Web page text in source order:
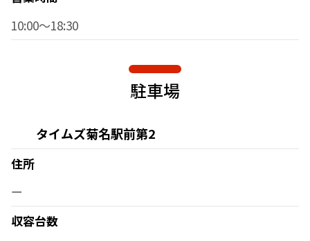
10:00～18:30
駐車場
タイムズ菊名駅前第2
住所
ー
収容台数